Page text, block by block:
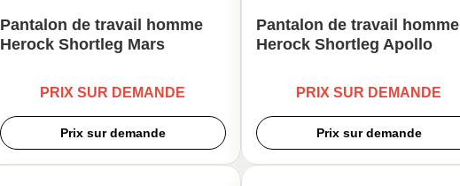
Pantalon de travail homme
Herock Shortleg Mars
PRIX SUR DEMANDE
Prix sur demande
Pantalon de travail homme
Herock Shortleg Apollo
PRIX SUR DEMANDE
Prix sur demande